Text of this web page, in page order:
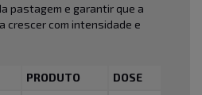
pastagem e garantir que a
crescer com intensidade e
PRODUTO DOSE